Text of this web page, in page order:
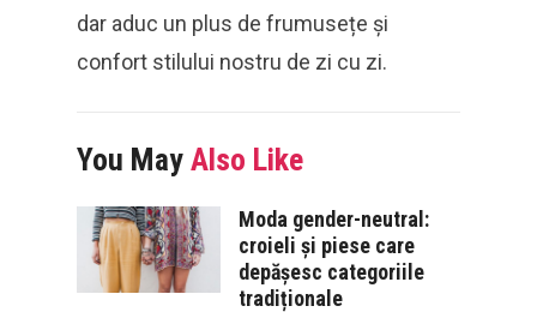
dar aduc un plus de frumusețe și
confort stilului nostru de zi cu zi.
You May Also Like
Moda gender-neutral:
croieli și piese care
depășesc categoriile
tradiționale